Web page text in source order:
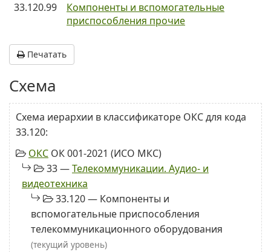
33.120.99
Компоненты и вспомогательные
приспособления прочие
Печатать
Схема
Схема иерархии в классификаторе ОКС для кода
33.120:
ОКС ОК 001-2021 (ИСО МКС)
33 —Телекоммуникации. Аудио- и
видеотехника
33.120 — Компоненты и
вспомогательные приспособления
телекоммуникационного оборудования
(текущий уровень)